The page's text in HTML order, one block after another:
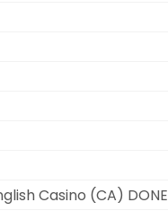
Casino (CA) DONE